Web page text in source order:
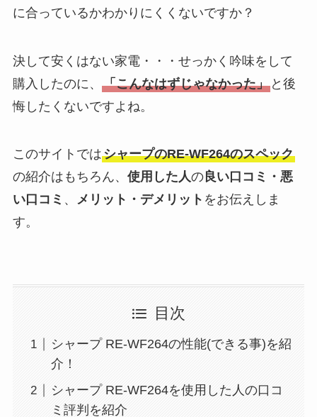
に合っているかわかりにくくないですか？
決して安くはない家電・・・せっかく吟味をして
購入したのに、 「こんなはずじゃなかった」と後
悔したくないですよね。
このサイトではシャープのRE-WF264のスペック
の紹介はもちろん、 使用した人の良い口コミ・悪
い口コミ 、 メリット・デメリット をお伝えしま
す。
目次
シャープ RE-WF264の性能(できる事)を紹
介！
シャープ RE-WF264を使用した人の口コ
ミ評判を紹介